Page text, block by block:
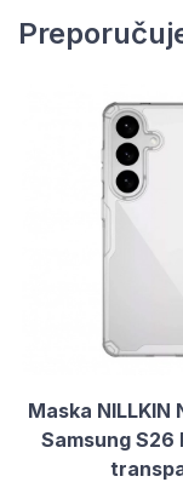
Maska NILLKIN
Samsung S26